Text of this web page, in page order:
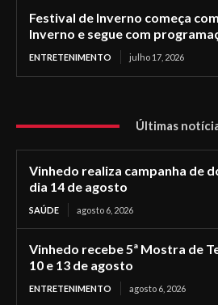
Festival de Inverno começa
Inverno e segue com
ENTRETENIMENTO julho 17, 2026
Últimas
Vinhedo realiza campanha de
dia 14 de agosto
SAÚDE agosto 6, 2026
Vinhedo recebe 5ª Mostra de
10 e 13 de agosto
ENTRETENIMENTO agosto 6, 2026